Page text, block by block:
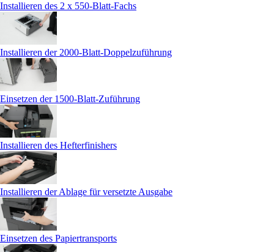
Installieren des 2 x 550-Blatt-Fachs
Installieren der 2000-Blatt-Doppelzuführung
Einsetzen der 1500-Blatt-Zuführung
Installieren des Hefterfinishers
Installieren der Ablage für versetzte Ausgabe
Einsetzen des Papiertransports